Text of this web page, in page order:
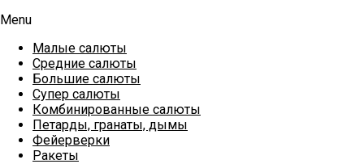
Menu
Малые салюты
Средние салюты
Большие салюты
Супер салюты
Комбинированные салюты
Петарды, гранаты, дымы
Фейерверки
Ракеты